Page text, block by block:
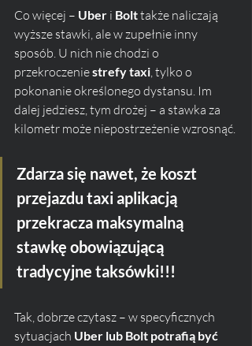
Co więcej – Uber i Bolt także naliczają
wyższe stawki, ale w zupełnie inny
sposób. U nich nie chodzi o
przekroczenie strefy taxi, tylko o
pokonanie określonego dystansu. Im
dalej jedziesz, tym drożej – a stawka za
kilometr może niepostrzeżenie wzrosnąć.
Zdarza się nawet, że koszt
przejazdu taxi aplikacją
przekracza maksymalną
stawkę obowiązującą
tradycyjne taksówki!!!
Tak, dobrze czytasz – w specyficznych
sytuacjach Uber lub Bolt potrafią być